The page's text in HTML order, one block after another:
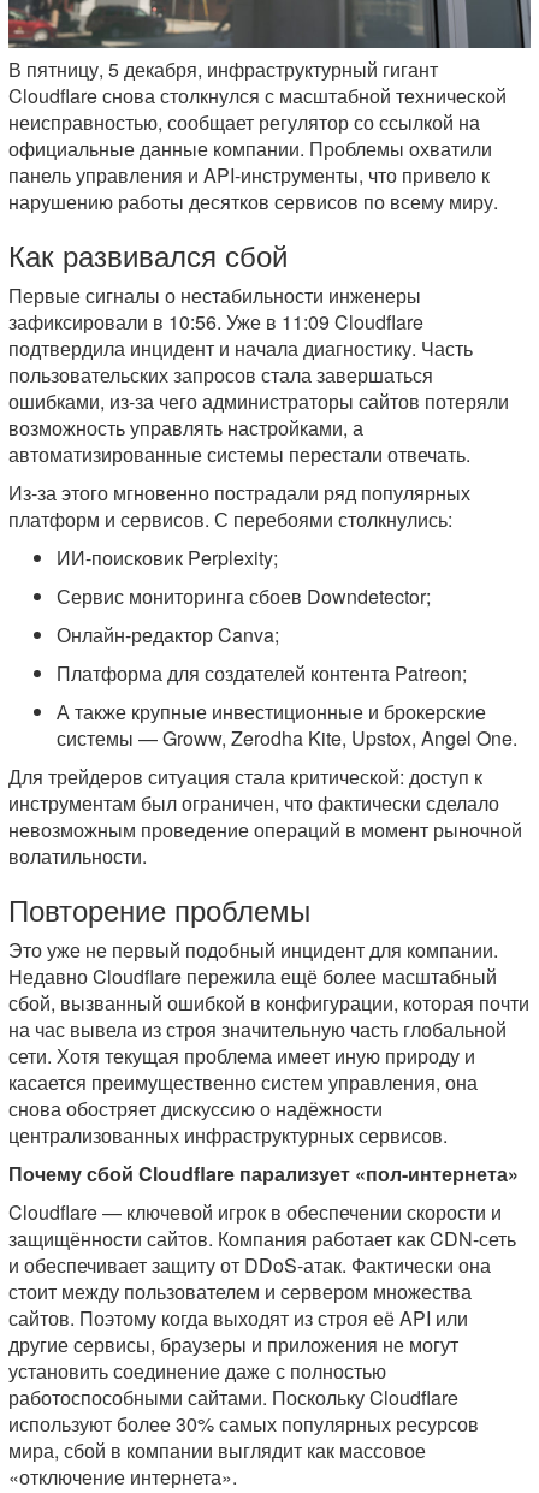
В пятницу, 5 декабря, инфраструктурный гигант
Cloudflare снова столкнулся с масштабной технической
неисправностью, сообщает регулятор со ссылкой на
официальные данные компании. Проблемы охватили
панель управления и API-инструменты, что привело к
нарушению работы десятков сервисов по всему миру.
Как развивался сбой
Первые сигналы о нестабильности инженеры
зафиксировали в 10:56. Уже в 11:09 Cloudflare
подтвердила инцидент и начала диагностику. Часть
пользовательских запросов стала завершаться
ошибками, из-за чего администраторы сайтов потеряли
возможность управлять настройками, а
автоматизированные системы перестали отвечать.
Из-за этого мгновенно пострадали ряд популярных
платформ и сервисов. С перебоями столкнулись:
ИИ-поисковик Perplexity;
Сервис мониторинга сбоев Downdetector;
Онлайн-редактор Canva;
Платформа для создателей контента Patreon;
А также крупные инвестиционные и брокерские
системы — Groww, Zerodha Kite, Upstox, Angel One.
Для трейдеров ситуация стала критической: доступ к
инструментам был ограничен, что фактически сделало
невозможным проведение операций в момент рыночной
волатильности.
Повторение проблемы
Это уже не первый подобный инцидент для компании.
Недавно Cloudflare пережила ещё более масштабный
сбой, вызванный ошибкой в конфигурации, которая почти
на час вывела из строя значительную часть глобальной
сети. Хотя текущая проблема имеет иную природу и
касается преимущественно систем управления, она
снова обостряет дискуссию о надёжности
централизованных инфраструктурных сервисов.
Почему сбой Cloudflare парализует «пол-интернета»
Cloudflare — ключевой игрок в обеспечении скорости и
защищённости сайтов. Компания работает как CDN-сеть
и обеспечивает защиту от DDoS-атак. Фактически она
стоит между пользователем и сервером множества
сайтов. Поэтому когда выходят из строя её API или
другие сервисы, браузеры и приложения не могут
установить соединение даже с полностью
работоспособными сайтами. Поскольку Cloudflare
используют более 30% самых популярных ресурсов
мира, сбой в компании выглядит как массовое
«отключение интернета».